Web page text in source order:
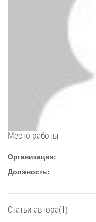
Место работы
Организация:
Должность:
Статьи автора(1)